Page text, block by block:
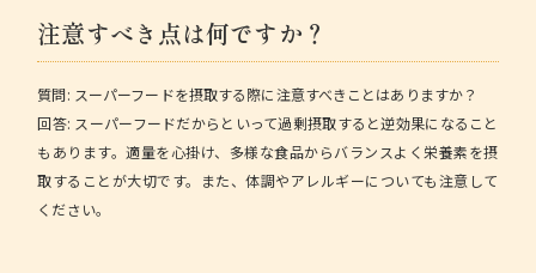
注意すべき点は何ですか？
質問: スーパーフードを摂取する際に注意すべきことはありますか？
回答: スーパーフードだからといって過剰摂取すると逆効果になること
もあります。適量を心掛け、多様な食品からバランスよく栄養素を摂
取することが大切です。また、体調やアレルギーについても注意して
ください。